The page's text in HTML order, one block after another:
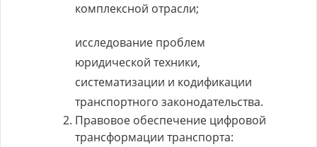
комплексной отрасли;
исследование проблем
юридической техники,
систематизации и кодификации
транспортного законодательства.
Правовое обеспечение цифровой
трансформации транспорта: